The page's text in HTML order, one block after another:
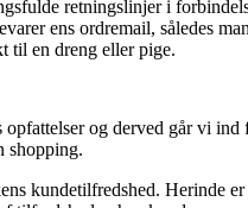
retningslinjer i
ens ordremail, således
til en dreng eller pige.
og derved går vi ind
shopping.
kundetilfredshed. Herinde